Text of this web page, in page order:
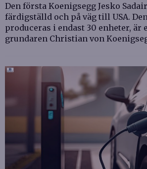
Den första Koenigsegg Jesko
färdigställd och på väg till USA.
produceras i endast 30 enheter, är
grundaren Christian von